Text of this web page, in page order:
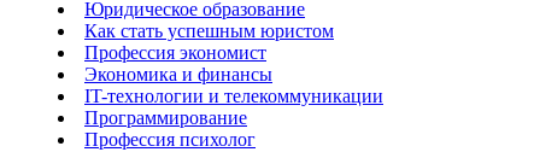
Юридическое образование
Как стать успешным юристом
Профессия экономист
Экономика и финансы
IT-технологии и телекоммуникации
Программирование
Профессия психолог